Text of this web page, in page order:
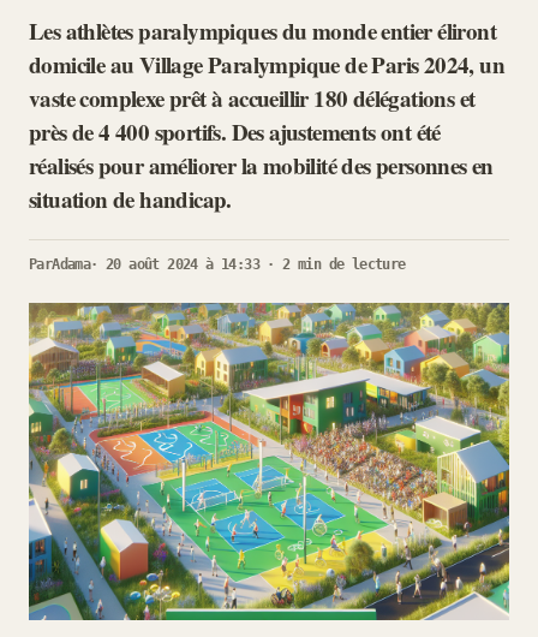
Les athlètes paralympiques du monde entier éliront
domicile au Village Paralympique de Paris 2024, un
vaste complexe prêt à accueillir 180 délégations et
près de 4 400 sportifs. Des ajustements ont été
réalisés pour améliorer la mobilité des personnes en
situation de handicap.
ParAdama· 20 août 2024 à 14:33 · 2 min de lecture